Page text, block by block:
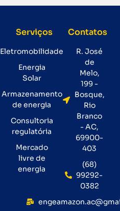
Serviços
Eletromobilidade
Energia
Solar
Armazenamento
de energia
Consultoria
regulatória
Mercado
livre de
energia
Contatos
R. José
de
Melo,
199 -
Bosque,
Rio
Branco
- AC,
69900-
403
(68)
99292-
0382